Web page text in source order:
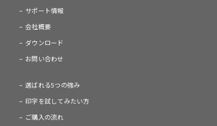
サポート情報
会社概要
ダウンロード
お問い合わせ
選ばれる5つの強み
印字を試してみたい方
ご購入の流れ